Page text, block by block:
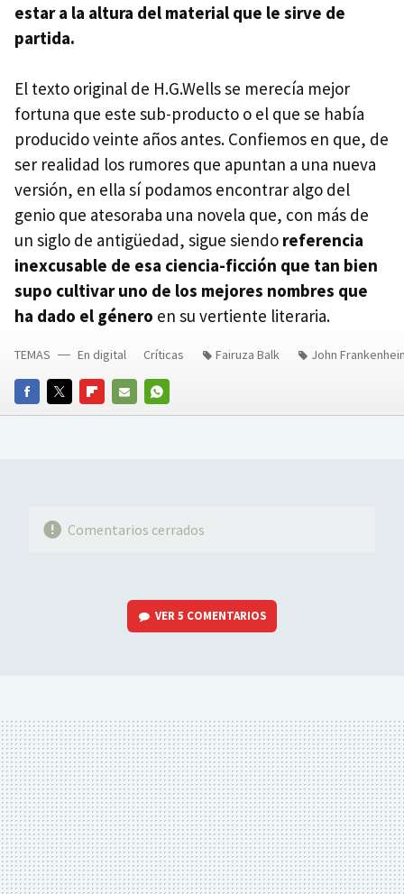
estar a la altura del material que le sirve de
partida.
El texto original de H.G.Wells se merecía mejor
fortuna que este sub-producto o el que se había
producido veinte años antes. Confiemos en que, de
ser realidad los rumores que apuntan a una nueva
versión, en ella sí podamos encontrar algo del
genio que atesoraba una novela que, con más de
un siglo de antigüedad, sigue siendo referencia
inexcusable de esa ciencia-ficción que tan bien
supo cultivar uno de los mejores nombres que
ha dado el género en su vertiente literaria.
FACEBOOKTWITTERFLIPBOARD
E-
WHATSAPP
TEMAS En digital Críticas Fairuza Balk John
Comentarios cerrados
VER5 COMENTARIOS